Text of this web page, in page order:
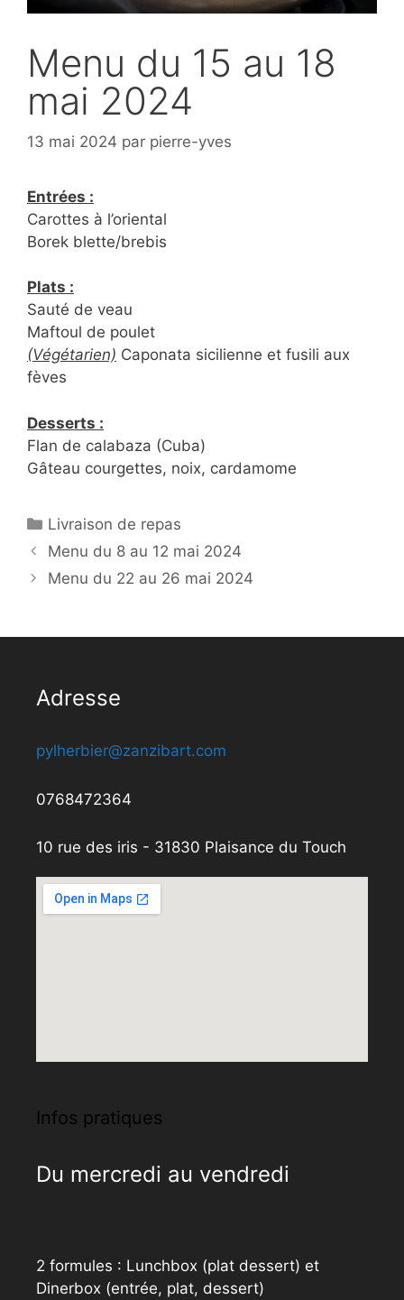
Menu du 15 au 18
mai 2024
13 mai 2024 par pierre-yves
Entrées :
Carottes à l’oriental
Borek blette/brebis
Plats :
Sauté de veau
Maftoul de poulet
(Végétarien) Caponata sicilienne et fusili aux
fèves
Desserts :
Flan de calabaza (Cuba)
Gâteau courgettes, noix, cardamome
Catégories
Livraison de repas
Menu du 8 au 12 mai 2024
Menu du 22 au 26 mai 2024
Adresse
pylherbier@zanzibart.com
0768472364
10 rue des iris - 31830 Plaisance du Touch
Infos pratiques
Du mercredi au vendredi
2 formules : Lunchbox (plat dessert) et
Dinerbox (entrée, plat, dessert)